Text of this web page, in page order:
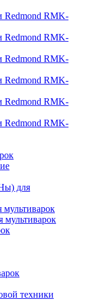
Redmond RMK-
Redmond RMK-
Redmond RMK-
Redmond RMK-
Redmond RMK-
Redmond RMK-
для
мультиварок
мультиварок
техники